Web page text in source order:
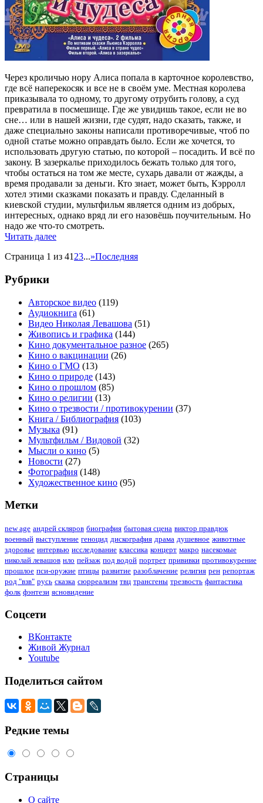
Через кроличью нору Алиса попала в карточное королевство,
где всё наперекосяк и все не в своём уме. Местная королева
приказывала то одному, то другому отрубить голову, а суд
превратила в посмешище. Где же увидишь такое, если не во
сне… или в нашей жизни, где судят, надо сказать, также, и
даже специально законы написали противоречивые, чтоб по
одной статье можно оправдать было. Если же хочется, то
использовать другую статью, по которой – посадить. И всё по
закону. В зазеркалье приходилось бежать только для того,
чтобы остаться на том же месте, сухарь давали от жажды, а
время продавали за деньги. Кто знает, может быть, Кэрролл
хотел этими сказками показать и правду. Сделанный в
киевской студии, мультфильм является одним из добрых,
интересных, однако вряд ли его назовёшь поучительным. Но
надо же что-то смотреть.
Читать далее
Страница 1 из 41 23...»Последняя
Рубрики
Авторское видео (119)
Аудиокнига (61)
Видео Николая Левашова (51)
Живопись и графика (144)
Кино документальное разное (265)
Кино о вакцинации (26)
Кино о ГМО (13)
Кино о природе (143)
Кино о прошлом (85)
Кино о религии (13)
Кино о трезвости / противокурении (37)
Книга / Библиография (103)
Музыка (91)
Мультфильм / Видовой (32)
Мысли о кино (5)
Новости (27)
Фотография (148)
Художественное кино (95)
Метки
new age андрей скляров биография бытовая сцена виктор правдюк
военный выступление геноцид дискография драма душевное животные
здоровье интервью исследование классика концерт макро насекомые
николай левашов нло пейзаж под водой портрет прививки противокурение
прошлое пси-оружие птицы развитие разоблачение религия рен репортаж
род "взв" русь сказка сюрреализм твц трансгены трезвость фантастика
фолк фэнтези ясновидение
Соцсети
ВКонтакте
Живой Журнал
Youtube
Поделиться сайтом
Редкие темы
Страницы
О сайте